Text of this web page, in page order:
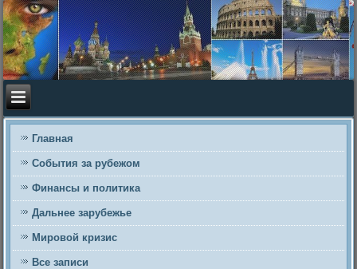
Главная
События за рубежом
Финансы и политика
Дальнее зарубежье
Мировой кризис
Все записи